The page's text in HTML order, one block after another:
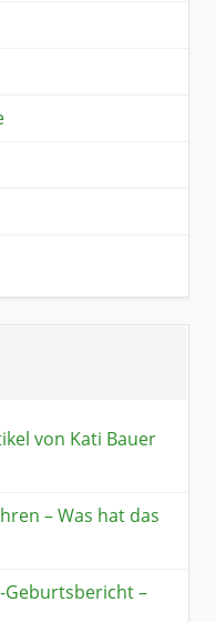
von Kati Bauer
– Was hat das
Geburtsbericht –